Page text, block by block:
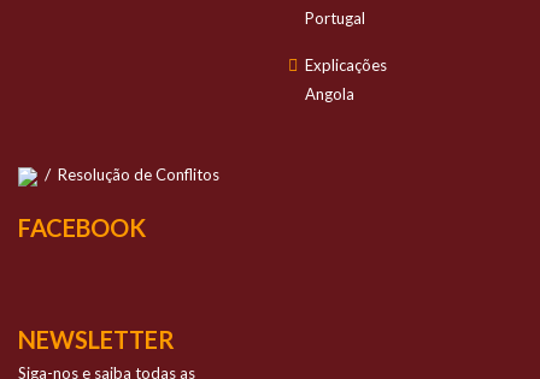
Portugal
Explicações
Angola
/ Resolução de Conflitos
FACEBOOK
NEWSLETTER
Siga-nos e saiba todas as